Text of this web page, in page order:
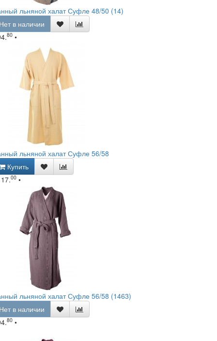
льняной халат Суфле 48/50 (14)
в наличии
80 •
льняной халат Суфле 56/58
Купить
00 •
льняной халат Суфле 56/58 (1463)
в наличии
80 •